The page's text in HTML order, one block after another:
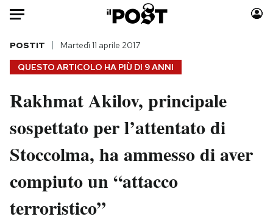
Auto
HOME
Italia
Politica
Tecnologia
Scienza
Cultura
Moda
Consumismi
Storie/Idee
Media
QUESTO ARTICOLO HA PIÙ DI 9 ANNI
POSTIT Martedì 11 aprile 2017
Rakhmat Akilov, principale
sospettato per l’attentato di
Stoccolma, ha ammesso di aver
compiuto un “attacco
terroristico”